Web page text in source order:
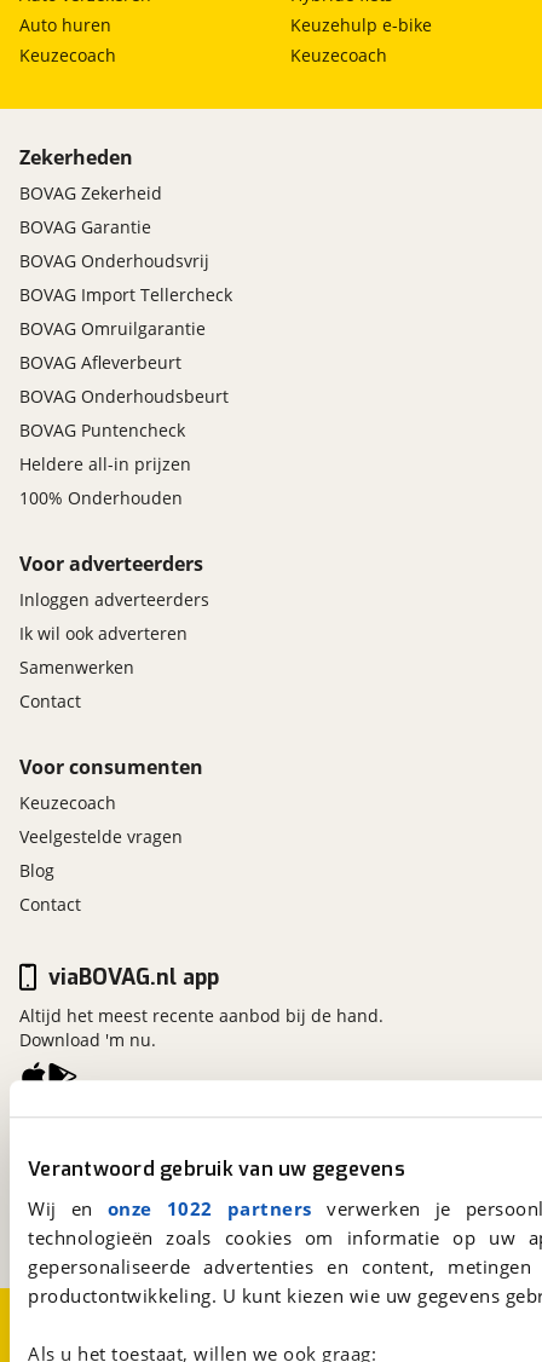
Verantwoord gebruik van uw gegevens
Wij en onze 1022 partners verwerken je
technologieën zoals cookies om informatie op
gepersonaliseerde advertenties en content,
productontwikkeling. U kunt kiezen wie uw gegevens
Als u het toestaat, willen we ook graag:
Auto huren
Keuzecoach
Keuzehulp e-bike
Keuzecoach
Zekerheden
BOVAG Zekerheid
BOVAG Garantie
BOVAG Onderhoudsvrij
BOVAG Import Tellercheck
BOVAG Omruilgarantie
BOVAG Afleverbeurt
BOVAG Onderhoudsbeurt
BOVAG Puntencheck
Heldere all-in prijzen
100% Onderhouden
Voor adverteerders
Inloggen adverteerders
Ik wil ook adverteren
Samenwerken
Contact
Voor consumenten
Keuzecoach
Veelgestelde vragen
Blog
Contact
Kosterijland15
Bunnik
Een initiatief van
BOVAG
viaBOVAG.nl app
Altijd het meest recente aanbod bij de hand.
Download 'm nu.
Over viaBOVAG.nl
Disclaimer- en Privacyverklaring